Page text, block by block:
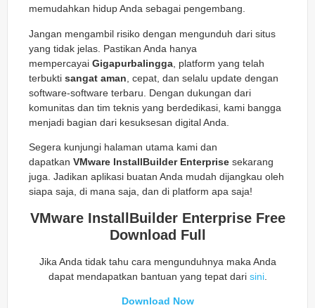
memudahkan hidup Anda sebagai pengembang.
Jangan mengambil risiko dengan mengunduh dari situs
yang tidak jelas. Pastikan Anda hanya
mempercayai Gigapurbalingga , platform yang telah
terbukti sangat aman , cepat, dan selalu update dengan
software-software terbaru. Dengan dukungan dari
komunitas dan tim teknis yang berdedikasi, kami bangga
menjadi bagian dari kesuksesan digital Anda.
Segera kunjungi halaman utama kami dan
dapatkan VMware InstallBuilder Enterprise sekarang
juga. Jadikan aplikasi buatan Anda mudah dijangkau oleh
siapa saja, di mana saja, dan di platform apa saja!
VMware InstallBuilder Enterprise Free
Download Full
Jika Anda tidak tahu cara mengunduhnya maka Anda
dapat mendapatkan bantuan yang tepat dari sini.
Download Now